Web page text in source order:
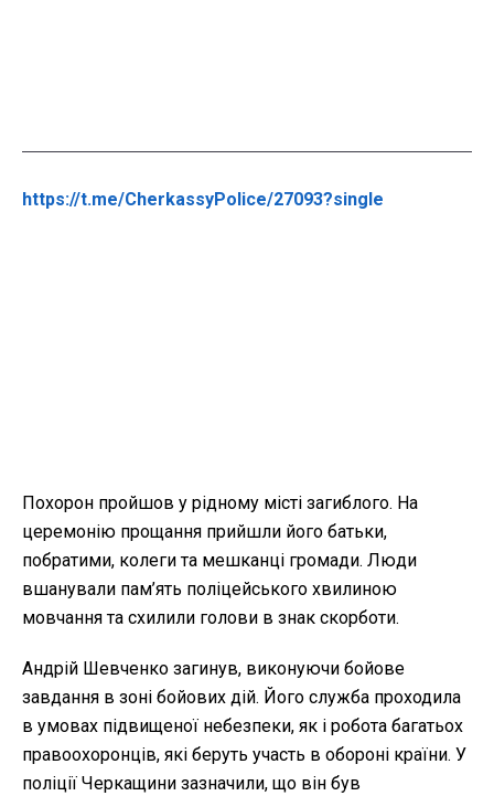
https://t.me/CherkassyPolice/27093?single
Похорон пройшов у рідному місті загиблого. На
церемонію прощання прийшли його батьки,
побратими, колеги та мешканці громади. Люди
вшанували пам’ять поліцейського хвилиною
мовчання та схилили голови в знак скорботи.
Андрій Шевченко загинув, виконуючи бойове
завдання в зоні бойових дій. Його служба проходила
в умовах підвищеної небезпеки, як і робота багатьох
правоохоронців, які беруть участь в обороні країни. У
поліції Черкащини зазначили, що він був